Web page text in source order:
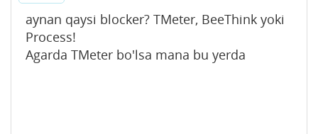
aynan qaysi blocker? TMeter, BeeThink yoki
Process!
Agarda TMeter bo'lsa mana bu yerda